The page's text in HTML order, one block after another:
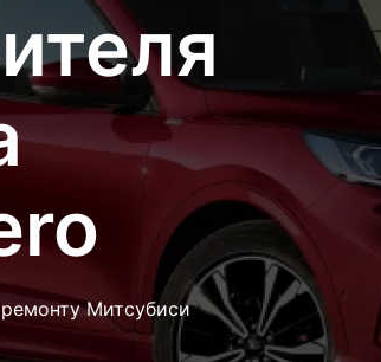
Митсубиси